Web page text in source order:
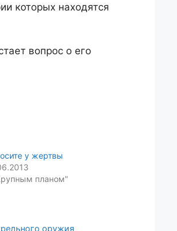
которых находятся
вопрос о его
у жертвы
планом"
оружия